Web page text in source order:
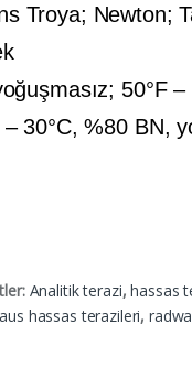
Troya; Newton;
50°F
30°C, %80 BN,
Analitik terazi,hassas
hassas terazileri,